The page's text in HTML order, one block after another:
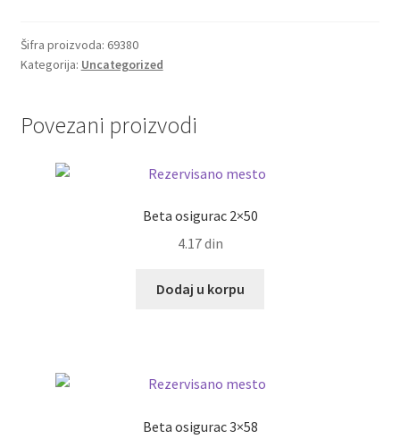
Šifra proizvoda: 69380
Kategorija: Uncategorized
Povezani proizvodi
Beta osigurac 2×50
4.17din
Dodaj u korpu
Beta osigurac 3×58